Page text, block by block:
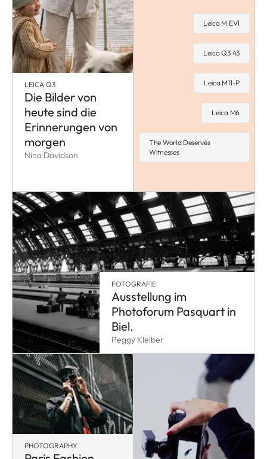
LEICA Q3
Die Bilder von
heute sind die
Erinnerungen von
morgen
Nina Davidson
Leica M EV1
Leica Q3 43
Leica M11-P
Leica M6
The World Deserves
Witnesses
FOTOGRAFIE
Ausstellung im
Photoforum Pasquart in
Biel.
Peggy Kleiber
PHOTOGRAPHY